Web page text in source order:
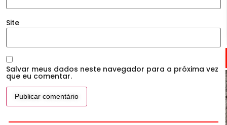
Site
Salvar meus dados neste navegador para a próxima vez
que eu comentar.